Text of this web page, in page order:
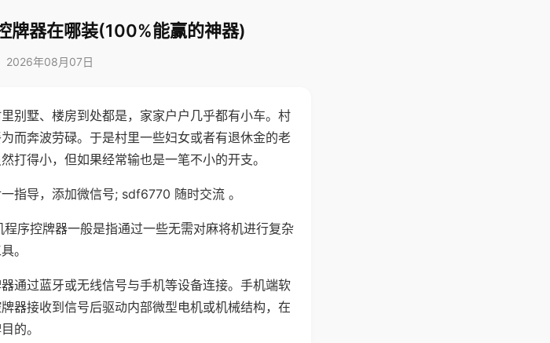
牌器在哪装(100%能赢的神器)
2026年08月07日
别墅、楼房到处都是，家家户户几乎都有小车。村
而奔波劳碌。于是村里一些妇女或者有退休金的老
打得小，但如果经常输也是一笔不小的开支。
指导，添加微信号; sdf6770 随时交流 。
序控牌器一般是指通过一些无需对麻将机进行复杂
。
通过蓝牙或无线信号与手机等设备连接。手机端软
器接收到信号后驱动内部微型电机或机械结构，在
的。